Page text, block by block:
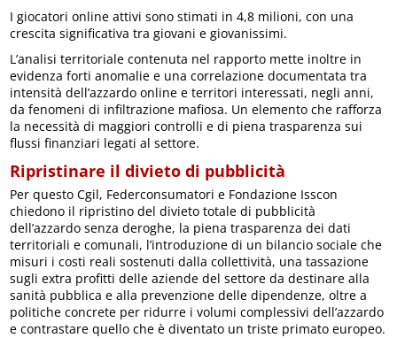
I giocatori online attivi sono stimati in 4,8 milioni, con una
crescita significativa tra giovani e giovanissimi.
L’analisi territoriale contenuta nel rapporto mette inoltre in
evidenza forti anomalie e una correlazione documentata tra
intensità dell’azzardo online e territori interessati, negli anni,
da fenomeni di infiltrazione mafiosa. Un elemento che rafforza
la necessità di maggiori controlli e di piena trasparenza sui
flussi finanziari legati al settore.
Ripristinare il divieto di pubblicità
Per questo Cgil, Federconsumatori e Fondazione Isscon
chiedono il ripristino del divieto totale di pubblicità
dell’azzardo senza deroghe, la piena trasparenza dei dati
territoriali e comunali, l’introduzione di un bilancio sociale che
misuri i costi reali sostenuti dalla collettività, una tassazione
sugli extra profitti delle aziende del settore da destinare alla
sanità pubblica e alla prevenzione delle dipendenze, oltre a
politiche concrete per ridurre i volumi complessivi dell’azzardo
e contrastare quello che è diventato un triste primato europeo.